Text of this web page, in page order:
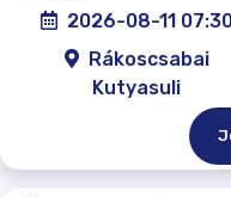
2026-08-11
Rákoscsabai
Kutyasuli